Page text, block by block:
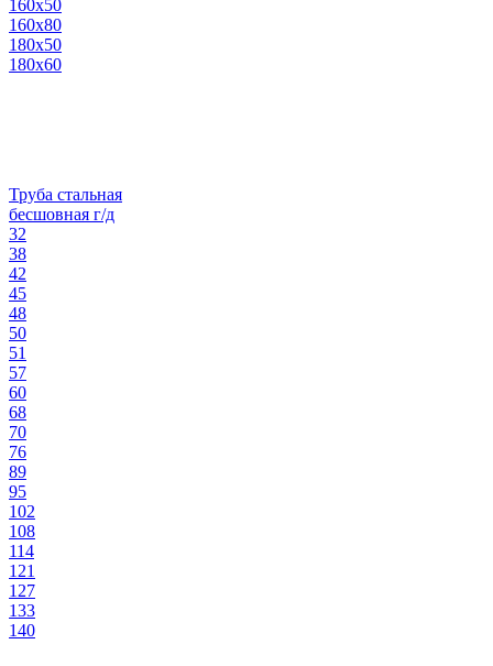
160х50
160х80
180х50
180х60
Труба стальная
бесшовная г/д
32
38
42
45
48
50
51
57
60
68
70
76
89
95
102
108
114
121
127
133
140